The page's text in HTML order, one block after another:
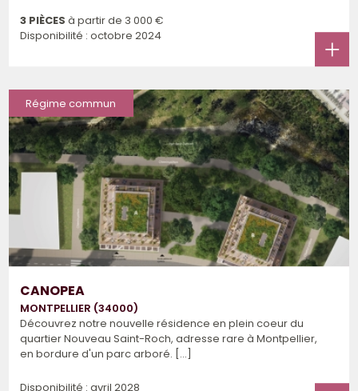
3 PIÈCES à partir de 3 000 €
Disponibilité : octobre 2024
Régime commun
CANOPEA
MONTPELLIER (34000)
Découvrez notre nouvelle résidence en plein coeur du
quartier Nouveau Saint-Roch, adresse rare à Montpellier,
en bordure d'un parc arboré. [...]
Disponibilité : avril 2028